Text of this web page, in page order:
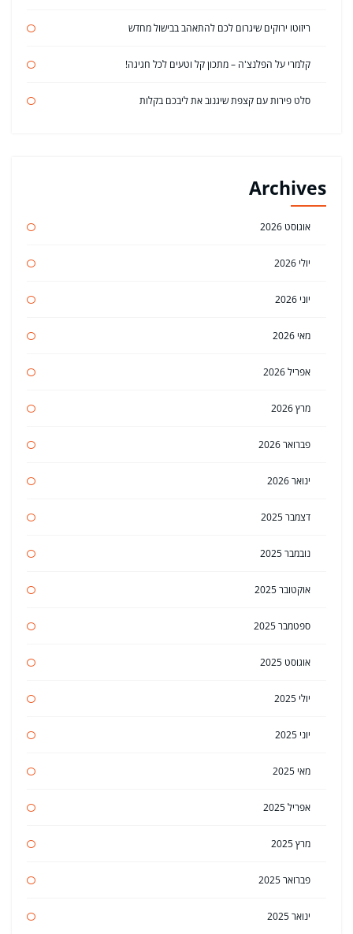
ריזוטו ירוקים שיגרום לכם להתאהב בבישול מחדש
קלמרי על הפלנצ'ה – מתכון קל וטעים לכל חגיגה!
סלט פירות עם קצפת שיגנוב את ליבכם בקלות
Archives
אוגוסט 2026
יולי 2026
יוני 2026
מאי 2026
אפריל 2026
מרץ 2026
פברואר 2026
ינואר 2026
דצמבר 2025
נובמבר 2025
אוקטובר 2025
ספטמבר 2025
אוגוסט 2025
יולי 2025
יוני 2025
מאי 2025
אפריל 2025
מרץ 2025
פברואר 2025
ינואר 2025